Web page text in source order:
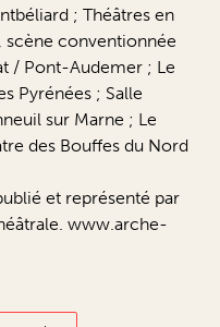
; Théâtres en
scène conventionnée
/ Pont-Audemer ; Le
Pyrénées ; Salle
sur Marne ; Le
des Bouffes du Nord
et représenté par
www.arche-